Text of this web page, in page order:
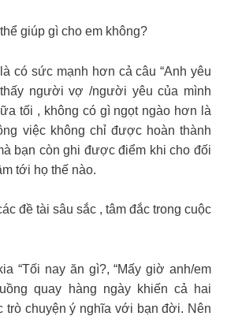
giúp gì cho em không?
có sức mạnh hơn cả câu “Anh yêu
người vợ /người yêu của mình
tối , không có gì ngọt ngào hơn là
việc không chỉ được hoàn thành
bạn còn ghi được điểm khi cho đối
tới họ thế nào.
đề tài sâu sắc , tâm đắc trong cuộc
“Tối nay ăn gì?, “Mấy giờ anh/em
quay hàng ngày khiến cả hai
trò chuyện ý nghĩa với bạn đời. Nên